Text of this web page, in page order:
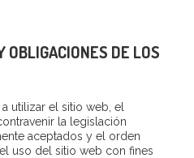
DE LOS
utilizar el sitio web, el
la legislación
aceptados y el orden
uso del sitio web con fines